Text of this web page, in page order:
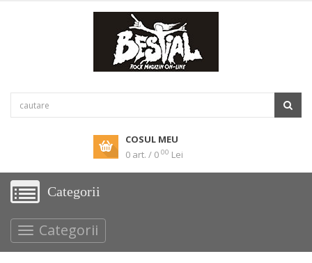
COSUL MEU
0 art. / 0 00 Lei
Categorii
Categorii